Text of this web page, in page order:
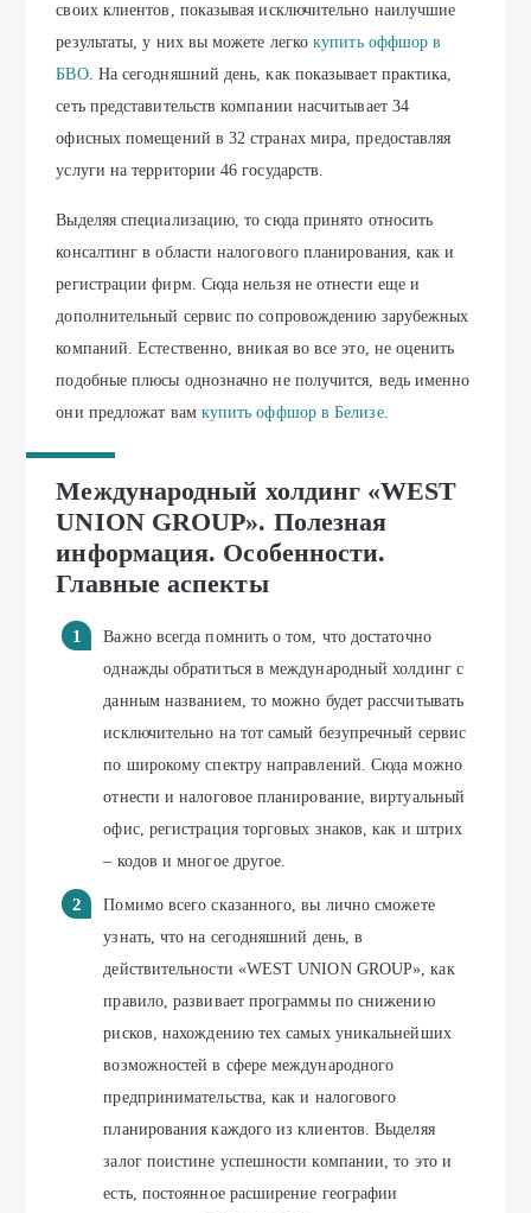
своих клиентов, показывая исключительно наилучшие
результаты, у них вы можете легкокупить оффшор в
БВО. На сегодняшний день, как показывает практика,
сеть представительств компании насчитывает 34
офисных помещений в 32 странах мира, предоставляя
услуги на территории 46 государств.
Выделяя специализацию, то сюда принято относить
консалтинг в области налогового планирования, как и
регистрации фирм. Сюда нельзя не отнести еще и
дополнительный сервис по сопровождению зарубежных
компаний. Естественно, вникая во все это, не оценить
подобные плюсы однозначно не получится, ведь именно
они предложат вам купить оффшор в Белизе.
Международный холдинг «WEST
UNION GROUP». Полезная
информация. Особенности.
Главные аспекты
Важно всегда помнить о том, что достаточно
однажды обратиться в международный холдинг с
данным названием, то можно будет рассчитывать
исключительно на тот самый безупречный сервис
по широкому спектру направлений. Сюда можно
отнести и налоговое планирование, виртуальный
офис, регистрация торговых знаков, как и штрих
– кодов и многое другое.
Помимо всего сказанного, вы лично сможете
узнать, что на сегодняшний день, в
действительности «WEST UNION GROUP», как
правило, развивает программы по снижению
рисков, нахождению тех самых уникальнейших
возможностей в сфере международного
предпринимательства, как и налогового
планирования каждого из клиентов. Выделяя
залог поистине успешности компании, то это и
есть, постоянное расширение географии